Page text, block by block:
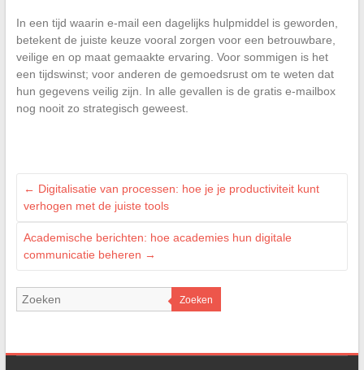
In een tijd waarin e-mail een dagelijks hulpmiddel is geworden,
betekent de juiste keuze vooral zorgen voor een betrouwbare,
veilige en op maat gemaakte ervaring. Voor sommigen is het
een tijdswinst; voor anderen de gemoedsrust om te weten dat
hun gegevens veilig zijn. In alle gevallen is de gratis e-mailbox
nog nooit zo strategisch geweest.
← Digitalisatie van processen: hoe je je productiviteit kunt
verhogen met de juiste tools
Academische berichten: hoe academies hun digitale
communicatie beheren →
Zoeken